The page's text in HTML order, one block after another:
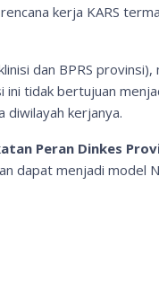
kerja KARS
dan BPRS provinsi),
tidak bertujuan
diwilayah kerjanya.
Peran Dinkes
dapat menjadi model